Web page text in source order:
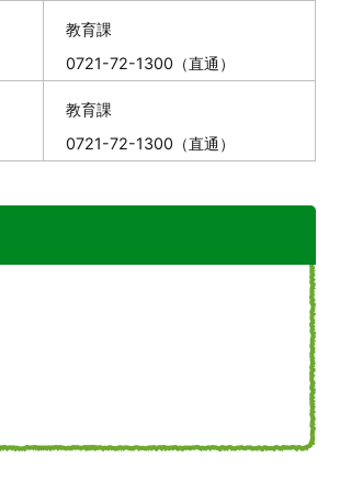
教育課
0721-72-1300（直通）
教育課
0721-72-1300（直通）